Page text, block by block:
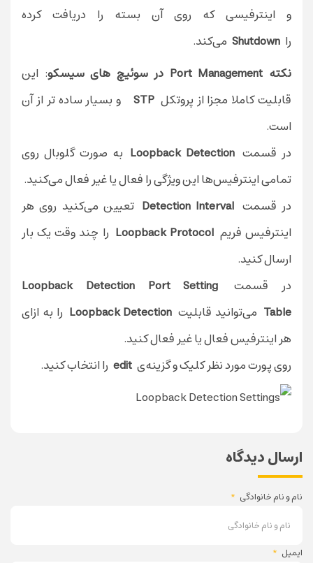
و اینترفیسی که روی آن بسته را دریافت کرده
را Shutdown می‌کند.
نکته‌ Port Management در سوئیچ های سیسکو
: این
قابلیت کاملا مجزا از پروتکلSTP و بسیار ساده تر از آن
است.
در قسمت Loopback Detection به صورت گلوبال روی
تمامی اینترفیس‌ها این ویژگی را فعال یا غیر فعال می‌کنید.
در قسمت Detection Interval تعیین می‌کنید روی هر
اینترفیس فریم Loopback Protocol
را چند وقت یک بار
ارسال کنید.
در قسمت Loopback Detection Port Setting
Table می‌توانید قابلیت Loopback Detection را به ازای
هر اینترفیس فعال یا غیر فعال کنید.
روی پورت مورد نظر کلیک و گزینه‌ی edit را انتخاب کنید.
ارسال دیدگاه
نام و نام خانوادگی *
ایمیل *